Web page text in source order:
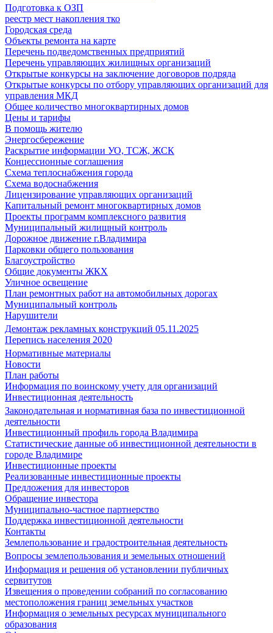
Подготовка к ОЗП
реестр мест накопления тко
Городская среда
Объекты ремонта на карте
Перечень подведомственных предприятий
Перечень управляющих жилищных организаций
Открытые конкурсы на заключение договоров подряда
Открытые конкурсы по отбору управляющих организаций для
управления МКД
Общее количество многоквартирных домов
Цены и тарифы
В помощь жителю
Энергосбережение
Раскрытие информации УО, ТСЖ, ЖСК
Концессионные соглашения
Схема теплоснабжения города
Схема водоснабжения
Лицензирование управляющих организаций
Капитальный ремонт многоквартирных домов
Проекты программ комплексного развития
Муниципальный жилищный контроль
Дорожное движение г.Владимира
Парковки общего пользования
Благоустройство
Общие документы ЖКХ
Уличное освещение
План ремонтных работ на автомобильных дорогах
Муниципальный контроль
Нарушители
Демонтаж рекламных конструкций 05.11.2025
Перепись населения 2020
Нормативные материалы
Новости
План работы
Информация по воинскому учету для организаций
Инвестиционная деятельность
Законодательная и нормативная база по инвестиционной
деятельности
Инвестиционный профиль города Владимира
Статистические данные об инвестиционной деятельности в
городе Владимире
Инвестиционные проекты
Реализованные инвестиционные проекты
Предложения для инвесторов
Обращение инвестора
Муниципально-частное партнерство
Поддержка инвестиционной деятельности
Контакты
Землепользование и градостроительная деятельность
Вопросы землепользования и земельных отношений
Информация и решения об установлении публичных
сервитутов
Извещения о проведении собраний по согласованию
местоположения границ земельных участков
Информация о земельных ресурсах муниципального
образования